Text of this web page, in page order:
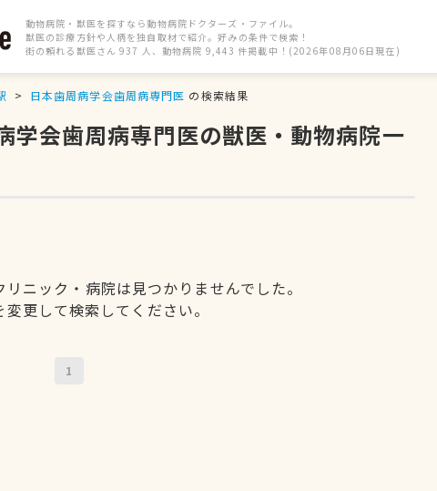
動物病院・獣医を探すなら動物病院ドクターズ・ファイル。
獣医の診療方針や人柄を独自取材で紹介。好みの条件で検索！
街の頼れる獣医さん 937 人、動物病院 9,443 件掲載中！(2026年08月06日現在)
日本歯周病学会歯周病専門医 の検索結果
学会歯周病専門医の獣医・動物病院一
ニック・病院は見つかりませんでした。
更して検索してください。
1